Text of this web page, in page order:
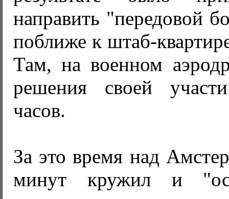
направить "передовой
поближе к штаб-
Там, на военном
решения своей
часов.
За это время над
минут кружил и